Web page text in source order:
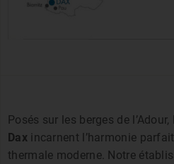
Posés sur les berges de l’Adour,
Daxincarnent l’harmonie
thermale moderne. Notre